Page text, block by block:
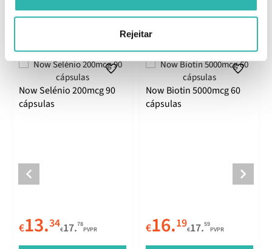
Rejeitar
Produtos Relacionados
Now Selénio 200mcg 90
cápsulas
€13.34€17.78
PVPR
Now Biotin 5000mcg 60
cápsulas
€16.19€17.59
PVPR